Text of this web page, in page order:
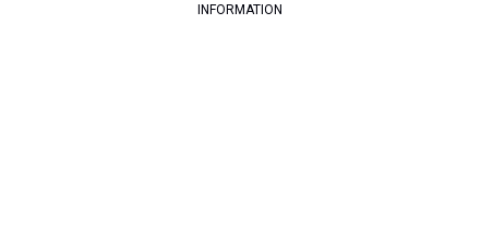
INFORMATION